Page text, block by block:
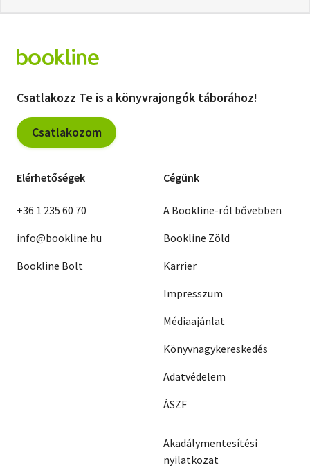
Csatlakozz Te is a könyvrajongók táborához!
Csatlakozom
Elérhetőségek
+36 1 235 60 70
info@bookline.hu
Bookline Bolt
Cégünk
A Bookline-ról bővebben
Bookline Zöld
Karrier
Impresszum
Médiaajánlat
Könyvnagykereskedés
Adatvédelem
ÁSZF
Akadálymentesítési
nyilatkozat